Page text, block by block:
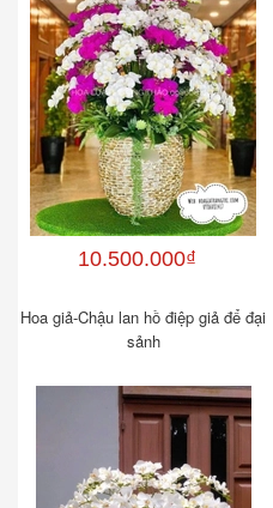
10.500.000₫
Hoa giả-Chậu lan hồ điệp giả để đại
sảnh